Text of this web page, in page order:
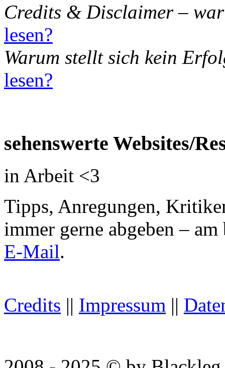
Credits & Disclaimer –
lesen?
Warum stellt sich kein
lesen?
sehenswerte Websites/
in Arbeit <3
Tipps, Anregungen,
immer gerne abgeben –
E-Mail.
Credits || Impressum ||